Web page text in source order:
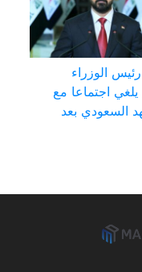
الوزراء
يلغي اجتماعا مع
السعودي بعد